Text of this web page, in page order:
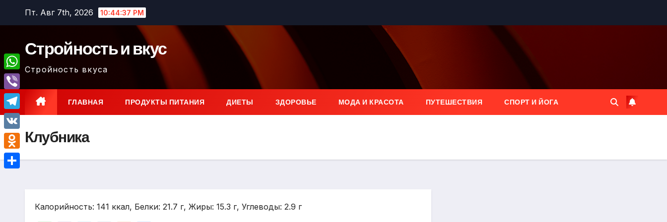
Перейти
Пт. Авг 7th, 2026 10:44:38 PM
Стройность и вкус
Стройность вкуса
ГЛАВНАЯ ПРОДУКТЫ ПИТАНИЯ ДИЕТЫ ЗДОРОВЬЕ МОДА И КРАСОТА ПУТЕШЕСТВИЯ СПОРТ И ЙОГА
Клубника
Калорийность: 141 ккал, Белки: 21.7 г, Жиры: 15.3 г, Углеводы: 2.9 г
W
h
a
t
A
V
i
b
e
T
e
l
e
V
K
O